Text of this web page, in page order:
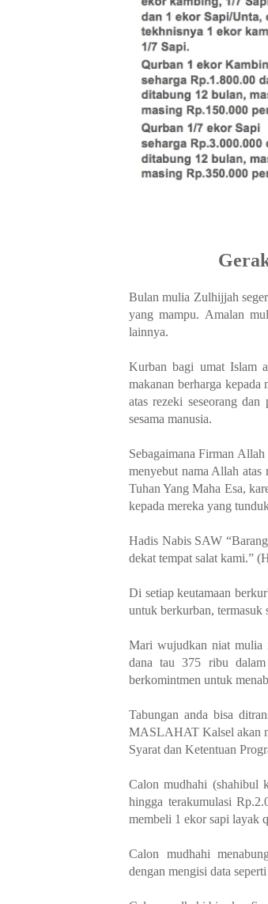
Bulan mulia Zulhijjah
yang mampu. Amalan
lainnya.
Kurban bagi umat Islam
makanan berharga
atas rezeki seseorang
sesama manusia.
Sebagaimana Firman
menyebut nama Allah
Tuhan Yang Maha Esa,
kepada mereka yang
Hadis Nabis SAW
dekat tempat salat kami.”
Di setiap keutamaan
untuk berkurban, termasuk
Mari wujudkan niat mulia
dana tau 375 ribu
berkomintmen untuk
Tabungan anda bisa
MASLAHAT Kalsel akan
Syarat dan Ketentuan
Calon mudhahi (shahibul
hingga terakumulasi
membeli 1 ekor sapi layak
Calon mudhahi
dengan mengisi data